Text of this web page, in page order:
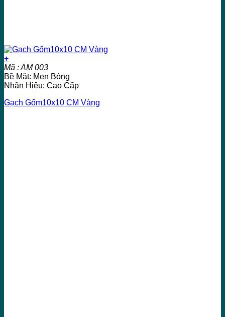
+
Mã : AM 003
Bề Mặt: Men Bóng
Nhãn Hiệu: Cao Cấp
Gạch Gốm10x10 CM Vàng